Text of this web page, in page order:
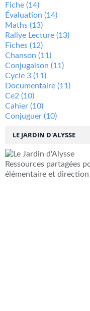
LE JARDIN D'ALYSSE
Ressources partagées
élémentaire et
Fiche (14)
Évaluation (14)
Maths (13)
Rallye Lecture (13)
Fiches (12)
Chanson (11)
Conjugaison (11)
Cycle 3 (11)
Documentaire (11)
Ce2 (10)
Cahier (10)
Conjuguer (10)